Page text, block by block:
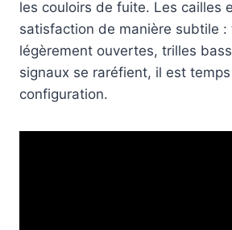
les couloirs de fuite. Les cailles
satisfaction de manière subtile :
légèrement ouvertes, trilles
signaux se raréfient, il est temps
configuration.